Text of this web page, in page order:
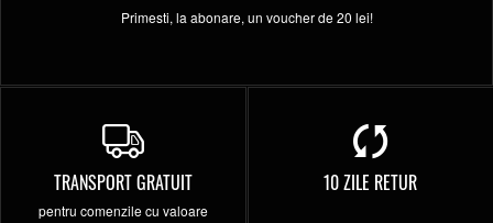
Primesti, la abonare, un voucher de 20 lei!
TRANSPORT GRATUIT
pentru comenzile cu valoare
10 ZILE RETUR